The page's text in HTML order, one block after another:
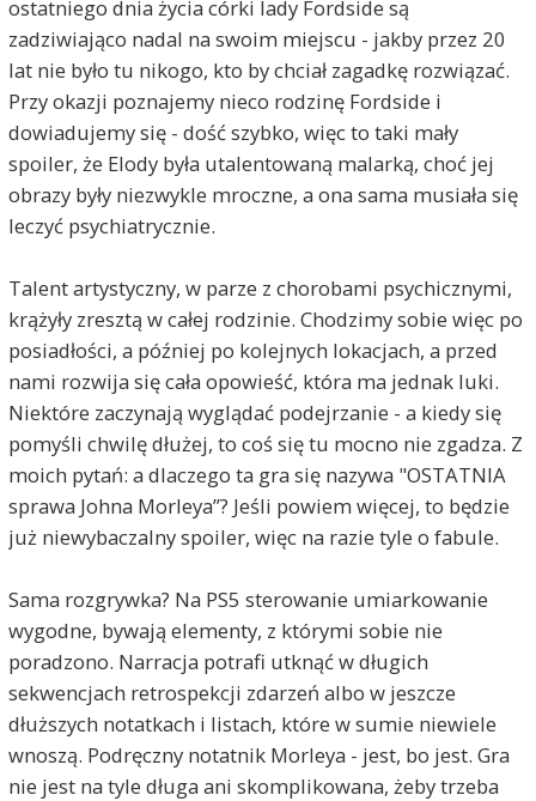
ostatniego dnia życia córki lady Fordside są
zadziwiająco nadal na swoim miejscu - jakby przez 20
lat nie było tu nikogo, kto by chciał zagadkę rozwiązać.
Przy okazji poznajemy nieco rodzinę Fordside i
dowiadujemy się - dość szybko, więc to taki mały
spoiler, że Elody była utalentowaną malarką, choć jej
obrazy były niezwykle mroczne, a ona sama musiała się
leczyć psychiatrycznie.
Talent artystyczny, w parze z chorobami psychicznymi,
krążyły zresztą w całej rodzinie. Chodzimy sobie więc po
posiadłości, a później po kolejnych lokacjach, a przed
nami rozwija się cała opowieść, która ma jednak luki.
Niektóre zaczynają wyglądać podejrzanie - a kiedy się
pomyśli chwilę dłużej, to coś się tu mocno nie zgadza. Z
moich pytań: a dlaczego ta gra się nazywa "OSTATNIA
sprawa Johna Morleya”? Jeśli powiem więcej, to będzie
już niewybaczalny spoiler, więc na razie tyle o fabule.
Sama rozgrywka? Na PS5 sterowanie umiarkowanie
wygodne, bywają elementy, z którymi sobie nie
poradzono. Narracja potrafi utknąć w długich
sekwencjach retrospekcji zdarzeń albo w jeszcze
dłuższych notatkach i listach, które w sumie niewiele
wnoszą. Podręczny notatnik Morleya - jest, bo jest. Gra
nie jest na tyle długa ani skomplikowana, żeby trzeba